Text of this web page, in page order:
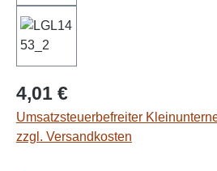
Regulärer Preis:
4,01 €
Umsatzsteuerbefreiter
zzgl. Versandkosten